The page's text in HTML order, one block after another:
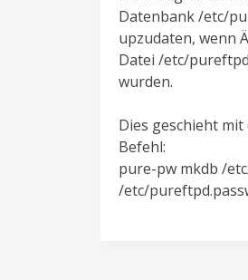
Datenbank /etc/
upzudaten, wenn
Datei /etc/
wurden.
Dies geschieht
Befehl:
pure-pw mkdb /
/etc/